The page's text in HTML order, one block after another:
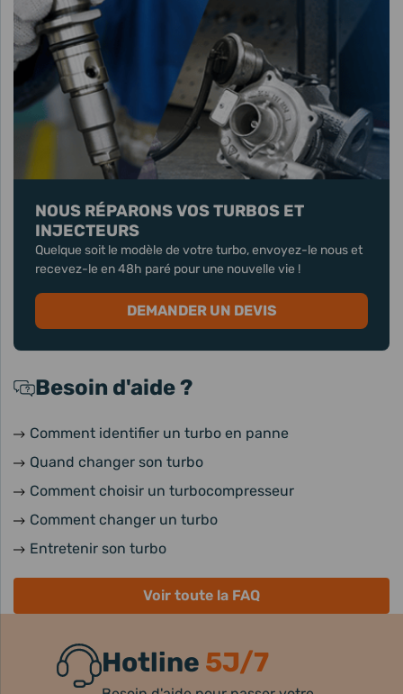
NOUS RÉPARONS VOS TURBOS ET
INJECTEURS
Quelque soit le modèle de votre turbo, envoyez-le nous et
recevez-le en 48h paré pour une nouvelle vie !
DEMANDER UN DEVIS
Besoin d'aide ?
Comment identifier un turbo en panne
Quand changer son turbo
Comment choisir un turbocompresseur
Comment changer un turbo
Entretenir son turbo
Voir toute la FAQ
Hotline 5J/7